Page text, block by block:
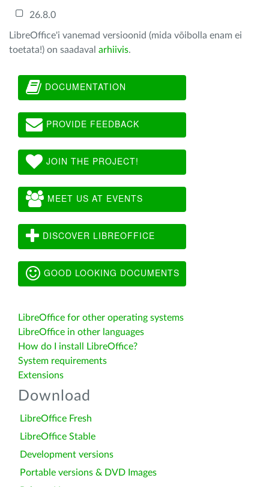
26.8.0
LibreOffice'i vanemad versioonid (mida võibolla enam ei
toetata!) on saadaval arhiivis.
DOCUMENTATION
PROVIDE FEEDBACK
JOIN THE PROJECT!
MEET US AT EVENTS
DISCOVER LIBREOFFICE
GOOD LOOKING DOCUMENTS
LibreOffice for other operating systems
LibreOffice in other languages
How do I install LibreOffice?
System requirements
Extensions
Download
LibreOffice Fresh
LibreOffice Stable
Development versions
Portable versions & DVD Images